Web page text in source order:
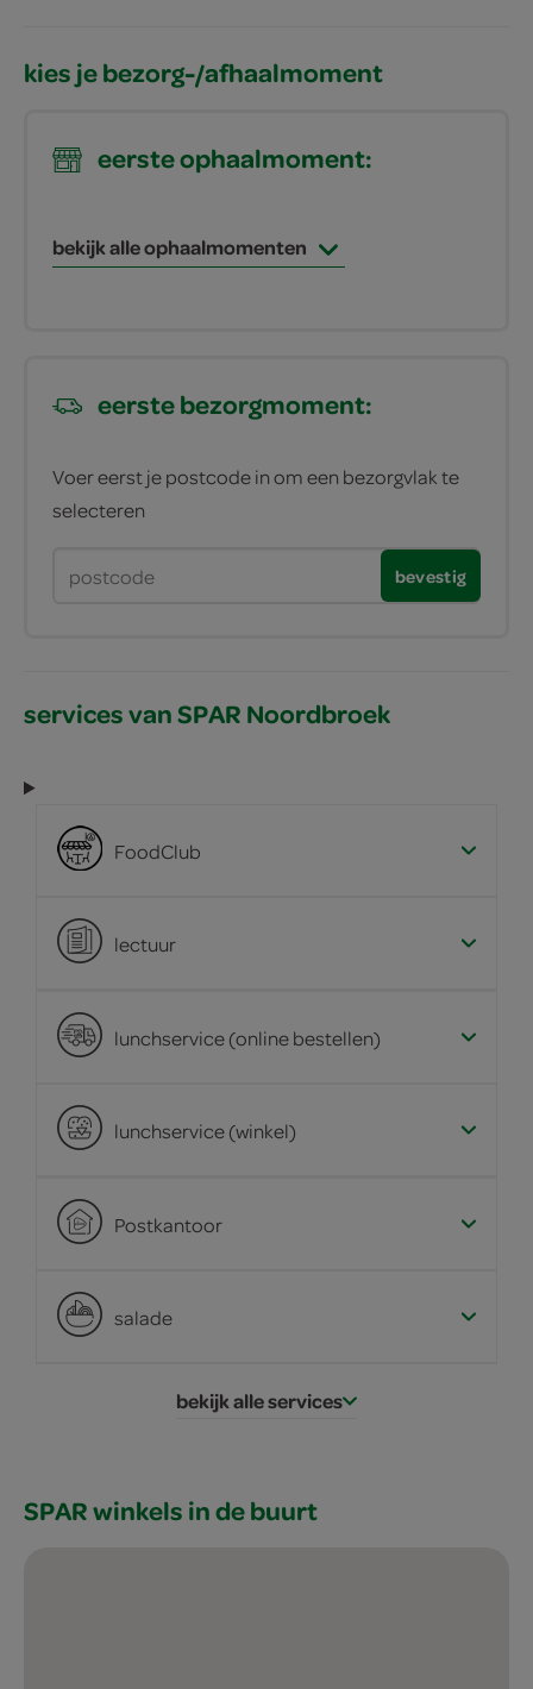
kies je bezorg-/afhaalmoment
eerste ophaalmoment:
bekijk alle ophaalmomenten
eerste bezorgmoment:
Voer eerst je postcode in om een bezorgvlak te
selecteren
bevestig
services van SPAR Noordbroek
FoodClub
lectuur
lunchservice (online bestellen)
lunchservice (winkel)
Postkantoor
salade
bekijk alle services
SPAR winkels in de buurt